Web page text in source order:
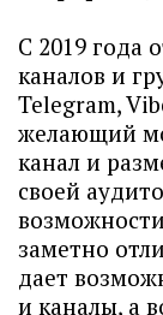
С 2019 года
каналов и
Telegram,
желающий
канал и
своей
заметно
дает
и каналы, а